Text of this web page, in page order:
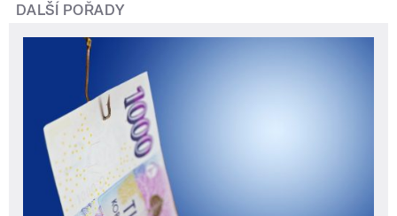
DALŠÍ POŘADY